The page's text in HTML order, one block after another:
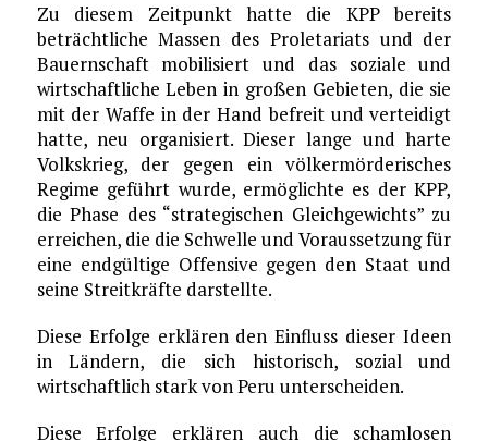
Zu diesem Zeitpunkt hatte die KPP bereits
beträchtliche Massen des Proletariats und der
Bauernschaft mobilisiert und das soziale und
wirtschaftliche Leben in großen Gebieten, die sie
mit der Waffe in der Hand befreit und verteidigt
hatte, neu organisiert. Dieser lange und harte
Volkskrieg, der gegen ein völkermörderisches
Regime geführt wurde, ermöglichte es der KPP,
die Phase des “strategischen Gleichgewichts” zu
erreichen, die die Schwelle und Voraussetzung für
eine endgültige Offensive gegen den Staat und
seine Streitkräfte darstellte.
Diese Erfolge erklären den Einfluss dieser Ideen
in Ländern, die sich historisch, sozial und
wirtschaftlich stark von Peru unterscheiden.
Diese Erfolge erklären auch die schamlosen